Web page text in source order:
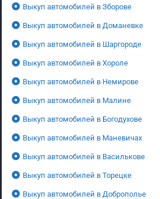
Выкуп автомобилей в Зборове
Выкуп автомобилей в Доманевке
Выкуп автомобилей в Шаргороде
Выкуп автомобилей в Хороле
Выкуп автомобилей в Немирове
Выкуп автомобилей в Малине
Выкуп автомобилей в Богодухове
Выкуп автомобилей в Маневичах
Выкуп автомобилей в Василькове
Выкуп автомобилей в Торецке
Выкуп автомобилей в Доброполье